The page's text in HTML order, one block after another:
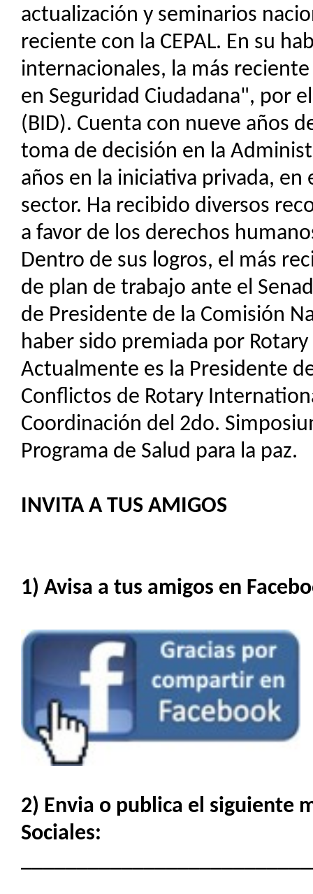
actualización y seminarios
reciente con la CEPAL. En su
internacionales, la más
en Seguridad Ciudadana", por
(BID). Cuenta con nueve años
toma de decisión en la
años en la iniciativa privada,
sector. Ha recibido diversos
a favor de los derechos
Dentro de sus logros, el más
de plan de trabajo ante el
de Presidente de la Comisión
haber sido premiada por
Actualmente es la Presidente
Conflictos de Rotary
Coordinación del 2do.
Programa de Salud para la paz.
INVITA A TUS AMIGOS
1) Avisa a tus amigos en
2) Envia o publica el siguiente
Sociales: